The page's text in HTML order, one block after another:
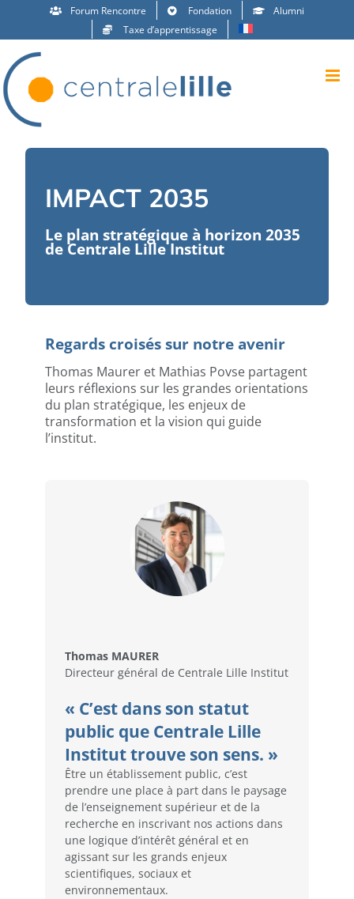
contenu
Forum Rencontre Fondation
Alumni
Taxe d’apprentissage
IMPACT 2035
Le plan stratégique à horizon 2035
de Centrale Lille Institut
Regards croisés sur notre avenir
Thomas Maurer et Mathias Povse partagent
leurs réflexions sur les grandes orientations
du plan stratégique, les enjeux de
transformation et la vision qui guide
l’institut.
Thomas MAURER
Directeur général de Centrale Lille Institut
« C’est dans son statut
public que Centrale Lille
Institut trouve son sens. »
Être un établissement public, c’est
prendre une place à part dans le paysage
de l’enseignement supérieur et de la
recherche en inscrivant nos actions dans
une logique d’intérêt général et en
agissant sur les grands enjeux
scientifiques, sociaux et
environnementaux.